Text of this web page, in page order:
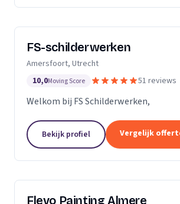
FS-schilderwerken
Amersfoort, Utrecht
10,0Moving Score 51 reviews
Welkom bij FS Schilderwerken,
Bekijk profiel Vergelijk
Flevo Painting Almere